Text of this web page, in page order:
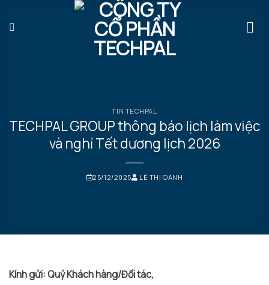
qua
TIN TECHPAL
TECHPAL GROUP thông báo lịch làm việc
và nghỉ Tết dương lịch 2026
25/12/2025 LÊ THỊ OANH
Kính gửi: Quý Khách hàng/Đối tác,